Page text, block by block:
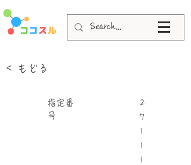
< もどる
指定番
号
2
7
1
1
1